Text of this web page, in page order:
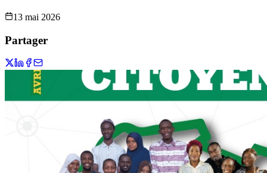
13 mai 2026
Partager